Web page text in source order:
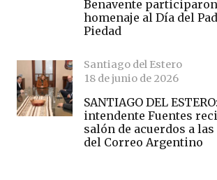
Benavente
homenaje al Día del
Piedad
Santiago del Estero
18 de junio de 2026
SANTIAGO DEL
intendente Fuentes
salón de acuerdos a
del Correo Argentino